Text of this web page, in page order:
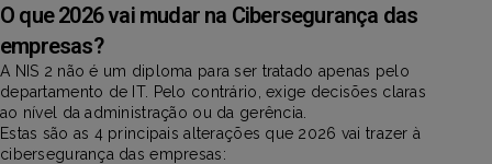
O que 2026 vai mudar na Cibersegurança das
empresas?
A NIS 2 não é um diploma para ser tratado apenas pelo
departamento de IT. Pelo contrário, exige decisões claras
ao nível da administração ou da gerência.
Estas são as 4 principais alterações que 2026 vai trazer à
cibersegurança das empresas: